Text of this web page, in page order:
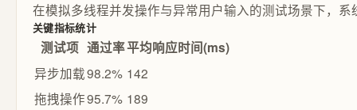
在模拟多线程并发操作与异常用户输入的测试场景下，
关键指标统计
测试项 通过率平均响应时间(ms)
异步加载98.2% 142
拖拽操作95.7% 189